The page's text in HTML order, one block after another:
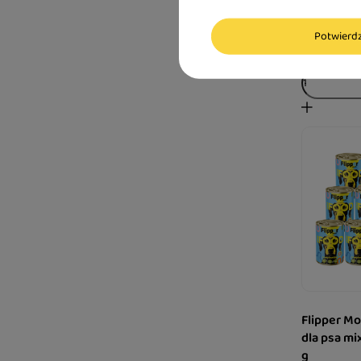
33,20 zł
8,00 zł / kg
Flipper
dla psa
g